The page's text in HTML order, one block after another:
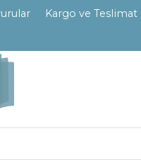
Kargo ve Teslimat